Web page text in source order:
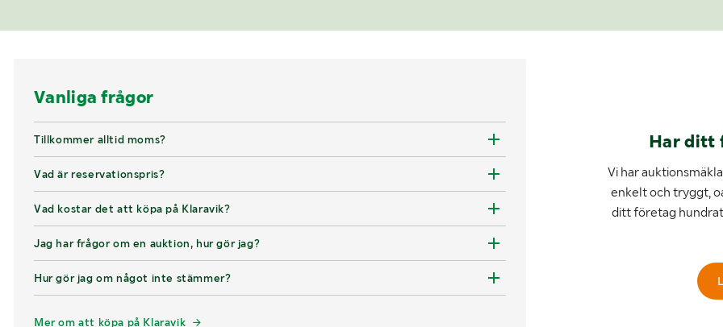
Vanliga frågor
Tillkommer alltid moms?
Vad är reservationspris?
Vad kostar det att köpa på Klaravik?
Jag har frågor om en auktion, hur gör jag?
Hur gör jag om något inte stämmer?
Mer om att köpa på Klaravik
Har ditt
Vi har
enkelt och tryggt,
ditt företag